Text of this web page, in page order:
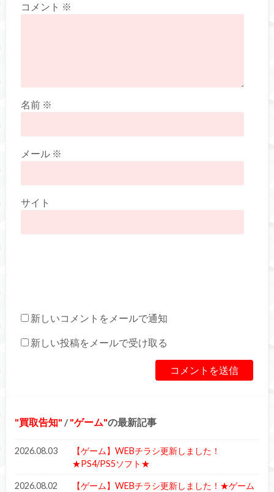
コメント ※
名前 ※
メール ※
サイト
新しいコメントをメールで通知
新しい投稿をメールで受け取る
買取告知 / ゲーム の最新記事
2026.08.03
【ゲーム】WEBチラシ更新しました！
★PS4/PS5ソフト★
2026.08.02
【ゲーム】WEBチラシ更新しました！★ゲーム